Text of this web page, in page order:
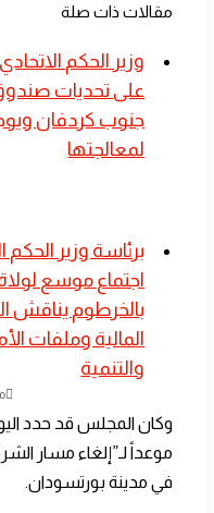
مقالات ذات صلة
​وزير الحكم
على تحديات
جنوب كردفان
لمعالجتها
​برئاسة وزير الحكم
اجتماع موسع لولاة
بالخرطوم يناقش
المالية وملفات
والتنمية
وكان المجلس قد حدد
موعداً لـ”إلغاء مسار
في مدينة بورتسودان.